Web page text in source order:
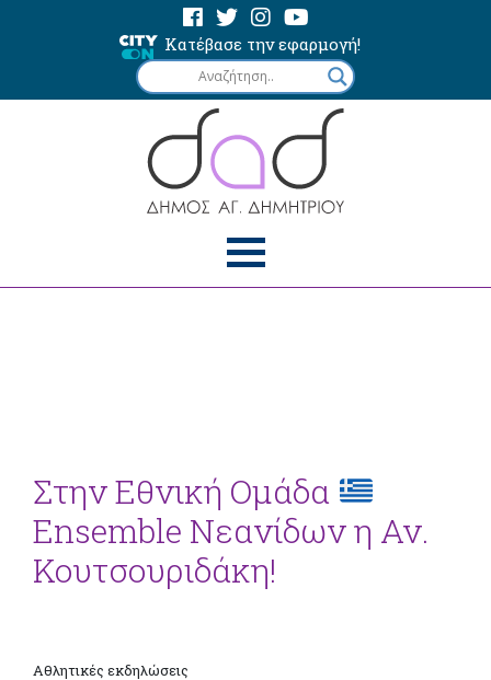
Κατέβασε την εφαρμογή!
Στην Εθνική Ομάδα
Ensemble Νεανίδων η Αν.
Κουτσουριδάκη!
Αθλητικές εκδηλώσεις